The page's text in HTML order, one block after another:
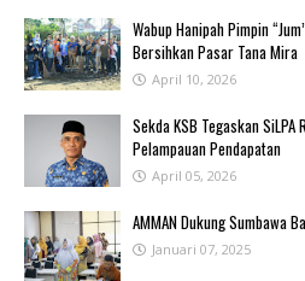
Wabup Hanipah Pimpin
Bersihkan Pasar Tana Mira
April 10, 2026
Sekda KSB Tegaskan
Pelampauan Pendapatan
April 05, 2026
AMMAN Dukung Sumbawa
Januari 07, 2025